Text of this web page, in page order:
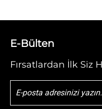
E-Bülten
Fırsatlardan İlk Siz